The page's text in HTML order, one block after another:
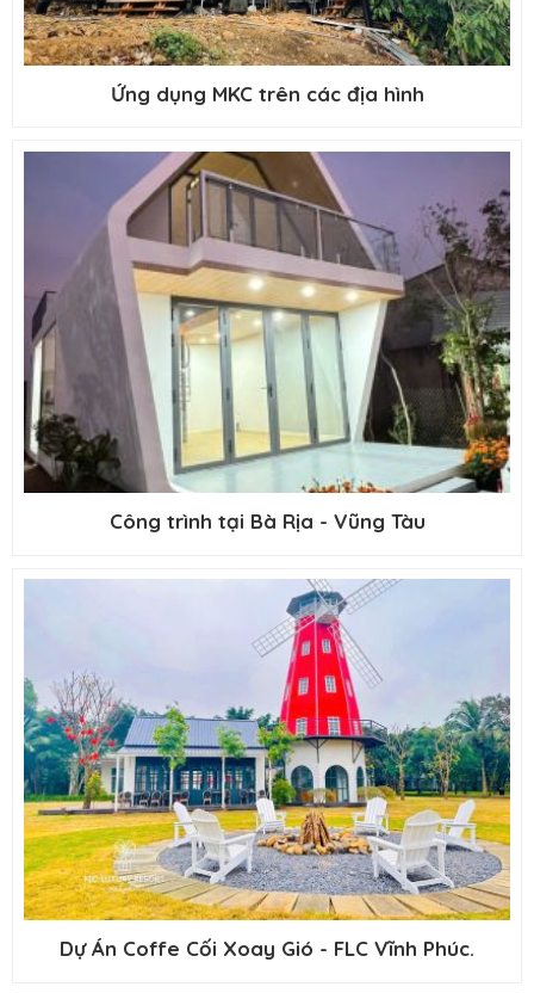
Ứng dụng MKC trên các địa hình
Công trình tại Bà Rịa - Vũng Tàu
Dự Án Coffe Cối Xoay Gió - FLC Vĩnh Phúc.